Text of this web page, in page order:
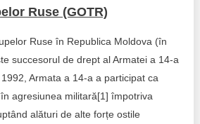
Ruse (GOTR)
Ruse în Republica Moldova (în
succesorul de drept al Armatei a 14-a
Armata a 14-a a participat ca
agresiunea militară[1] împotriva
alături de alte forțe ostile